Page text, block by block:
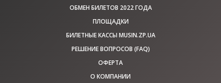
ОБМЕН БИЛЕТОВ 2022 ГОДА
ПЛОЩАДКИ
БИЛЕТНЫЕ КАССЫ MUSIN.ZP.UA
РЕШЕНИЕ ВОПРОСОВ (FAQ)
ОФЕРТА
О КОМПАНИИ